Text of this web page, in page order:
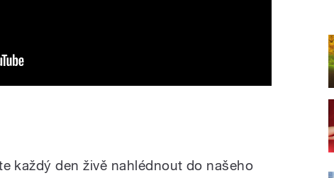
každý den živě nahlédnout do našeho